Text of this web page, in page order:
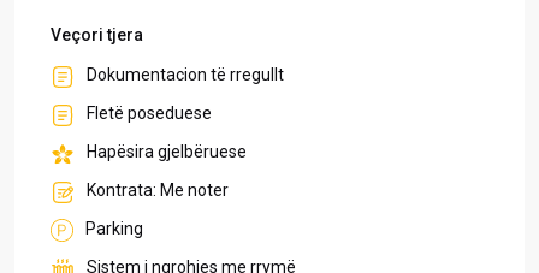
Veçori tjera
Dokumentacion të rregullt
Fletë poseduese
Hapësira gjelbëruese
Kontrata: Me noter
Parking
Sistem i ngrohjes me rrymë